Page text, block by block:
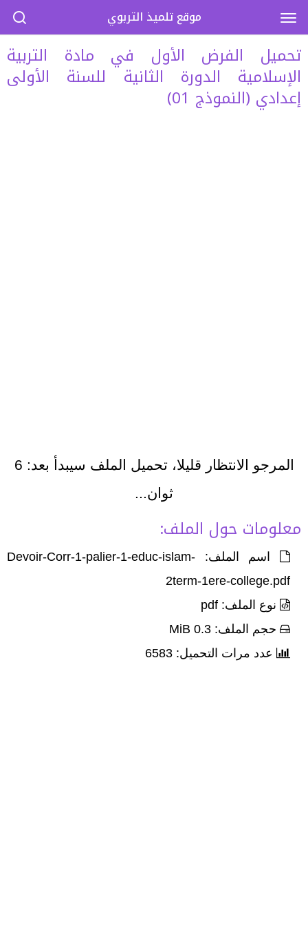
تحميل الفرض الأول في مادة التربية
الإسلامية الدورة الثانية للسنة الأولى
إعدادي (النموذج 01)
المرجو الانتظار قليلا، تحميل الملف سيبدأ بعد: 6
ثوان...
معلومات حول الملف:
اسم الملف: Devoir-Corr-1-palier-1-educ-islam-
2term-1ere-college.pdf
نوع الملف: pdf
حجم الملف: 0.3 MiB
عدد مرات التحميل: 6583
موقع تلميذ التربوي